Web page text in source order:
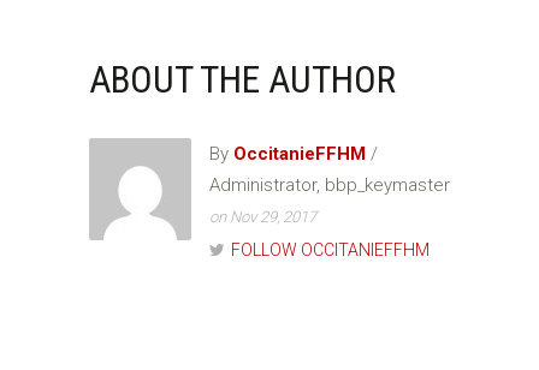
ABOUT THE AUTHOR
By OccitanieFFHM /
Administrator, bbp_keymaster
on Nov 29, 2017
FOLLOW OCCITANIEFFHM